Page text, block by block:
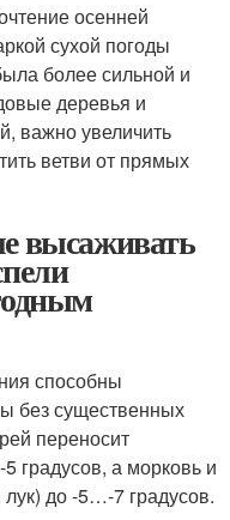
осенней
сухой погоды
более сильной и
деревья и
важно увеличить
ветви от прямых
высаживать
способны
без существенных
переносит
градусов, а морковь и
до -5…-7 градусов.